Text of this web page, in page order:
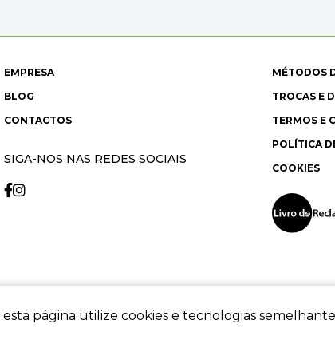
página utilize cookies e tecnologias
EMPRESA
BLOG
CONTACTOS
SIGA-NOS NAS REDES SOCIAIS
MÉTODOS
TROCAS E
TERMOS E
POLÍTICA
COOKIES
critec